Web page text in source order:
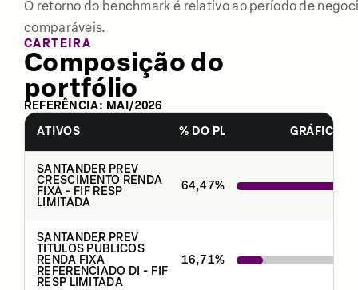
O retorno do benchmark é relativo ao período de
comparáveis.
CARTEIRA
Composição do
portfólio
REFERÊNCIA: MAI /2026
ATIVOS
% DO PL GRÁFICO
SANTANDER PREV
CRESCIMENTO RENDA
FIXA - FIF RESP
LIMITADA
64,47%
SANTANDER PREV
TÍTULOS PÚBLICOS
RENDA FIXA
REFERENCIADO DI - FIF
RESP LIMITADA
16,71%